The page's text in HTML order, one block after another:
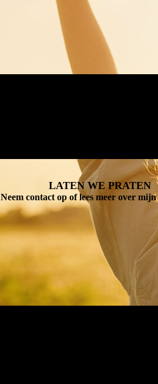
LATEN WE PRATEN
Neem contact op of lees meer over